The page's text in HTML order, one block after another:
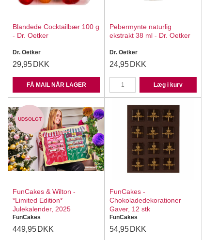
Blandede Cocktailbær 100 g
- Dr. Oetker
Dr. Oetker
29,95 DKK
FÅ MAIL NÅR LAGER
Pebermynte naturlig
ekstrakt 38 ml - Dr. Oetker
Dr. Oetker
24,95 DKK
Læg i kurv
UDSOLGT
FunCakes & Wilton -
*Limited Edition*
Julekalender, 2025
FunCakes
449,95 DKK
FunCakes -
Chokoladedekorationer
Gaver, 12 stk
FunCakes
54,95 DKK